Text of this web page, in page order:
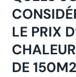
LE PRIX
DE